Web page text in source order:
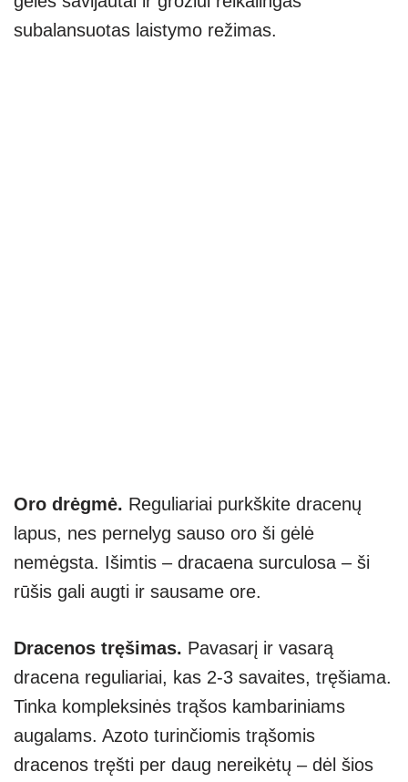
subalansuotas laistymo režimas.
Oro drėgmė. Reguliariai purkškite dracenų
lapus, nes pernelyg sauso oro ši gėlė
nemėgsta. Išimtis – dracaena surculosa – ši
rūšis gali augti ir sausame ore.
Dracenos tręšimas. Pavasarį ir vasarą
dracena reguliariai, kas 2-3 savaites, tręšiama.
Tinka kompleksinės trąšos kambariniams
augalams. Azoto turinčiomis trąšomis
dracenos tręšti per daug nereikėtų – dėl šios